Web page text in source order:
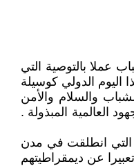
1999 , يوم 12 آب / أغسطس يوما دوليا للشباب عملا بالتوصية التي
بغية دعم هذا اليوم الدولي كوسيلة
( 2250 ) الصادر عن مجلس الأمن بشأن الشباب والسلام والأمن
العالمية المبذولة .
التي انطلقت في مدن
والمطاردة والاعتقال تعبيرا عن ديمقراطيتهم